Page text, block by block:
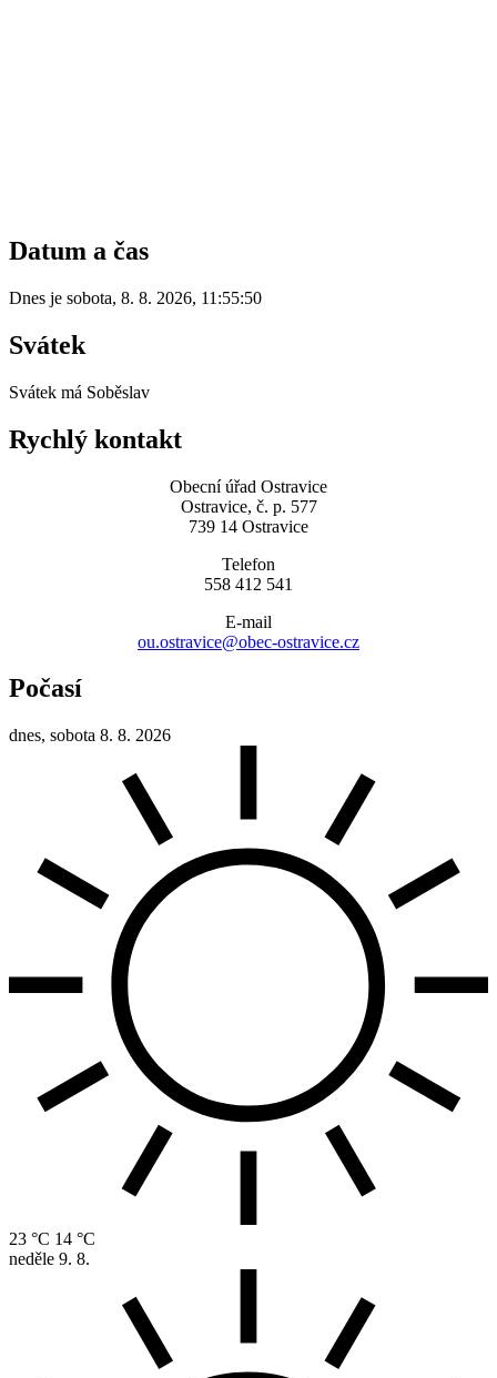
Datum a čas
Dnes je sobota, 8. 8. 2026, 11:55:50
Svátek
Svátek má Soběslav
Rychlý kontakt
Obecní úřad Ostravice
Ostravice, č. p. 577
739 14 Ostravice
Telefon
558 412 541
E-mail
ou.ostravice@obec-ostravice.cz
Počasí
dnes, sobota 8. 8. 2026
23 °C 14 °C
neděle 9. 8.